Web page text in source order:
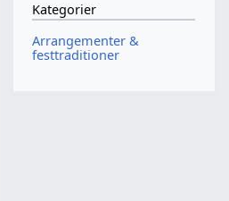
Kategorier
Arrangementer &
festtraditioner